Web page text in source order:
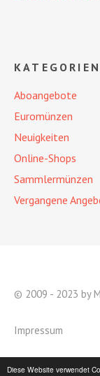
Diese Website verwendet
KATEGORIEN
Aboangebote
Euromünzen
Neuigkeiten
Online-Shops
Sammlermünzen
Vergangene
© 2009 - 2023 by
Impressum